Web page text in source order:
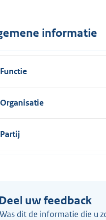
n
:
informatie
Functie
Organisatie
Partij
uw feedback
Was dit de informatie die u